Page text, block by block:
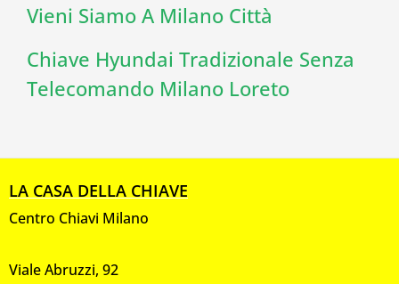
Vieni Siamo A Milano Città
Chiave Hyundai Tradizionale Senza
Telecomando Milano Loreto
LA CASA DELLA CHIAVE
Centro Chiavi Milano
Viale Abruzzi, 92